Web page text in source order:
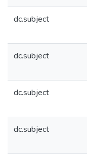
dc.subject
dc.subject
dc.subject
dc.subject